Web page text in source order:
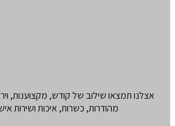
אצלנו תמצאו שילוב של קודש, מקצוענות,
מהודרות, כשרות, איכות ושירות